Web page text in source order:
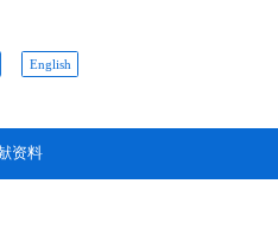
English
资料